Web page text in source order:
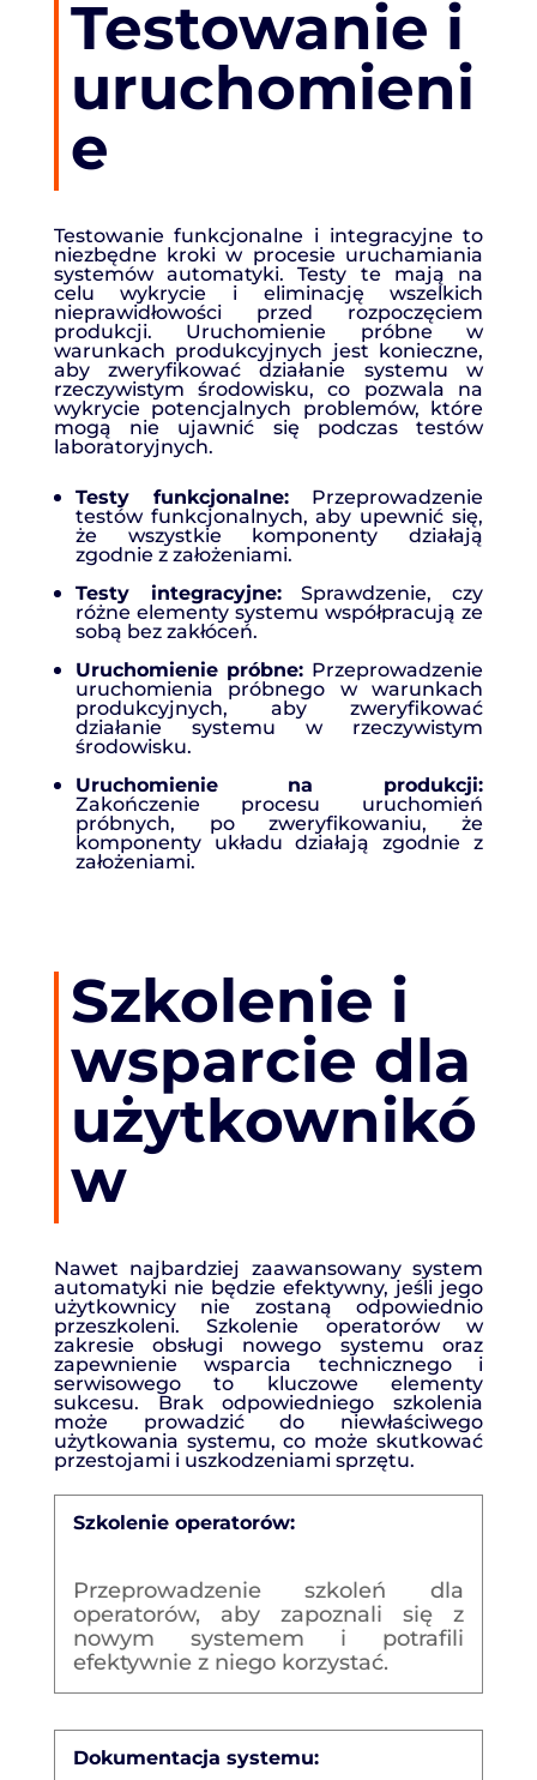
Testowanie i
uruchomieni
e
Testowanie funkcjonalne i integracyjne to
niezbędne kroki w procesie uruchamiania
systemów automatyki. Testy te mają na
celu wykrycie i eliminację wszelkich
nieprawidłowości przed rozpoczęciem
produkcji. Uruchomienie próbne w
warunkach produkcyjnych jest konieczne,
aby zweryfikować działanie systemu w
rzeczywistym środowisku, co pozwala na
wykrycie potencjalnych problemów, które
mogą nie ujawnić się podczas testów
laboratoryjnych.
Testy funkcjonalne: Przeprowadzenie
testów funkcjonalnych, aby upewnić się,
że wszystkie komponenty działają
zgodnie z założeniami.
Testy integracyjne:Sprawdzenie, czy
różne elementy systemu współpracują ze
sobą bez zakłóceń.
Uruchomienie próbne: Przeprowadzenie
uruchomienia próbnego w warunkach
produkcyjnych, aby zweryfikować
działanie systemu w rzeczywistym
środowisku.
Uruchomienie na produkcji:
Zakończenie procesu uruchomień
próbnych, po zweryfikowaniu, że
komponenty układu działają zgodnie z
założeniami.
Szkolenie i
wsparcie dla
użytkownikó
w
Nawet najbardziej zaawansowany system
automatyki nie będzie efektywny, jeśli jego
użytkownicy nie zostaną odpowiednio
przeszkoleni. Szkolenie operatorów w
zakresie obsługi nowego systemu oraz
zapewnienie wsparcia technicznego i
serwisowego to kluczowe elementy
sukcesu. Brak odpowiedniego szkolenia
może prowadzić do niewłaściwego
użytkowania systemu, co może skutkować
przestojami i uszkodzeniami sprzętu.
Szkolenie operatorów:
Przeprowadzenie szkoleń dla
operatorów, aby zapoznali się z
nowym systemem i potrafili
efektywnie z niego korzystać.
Dokumentacja systemu: